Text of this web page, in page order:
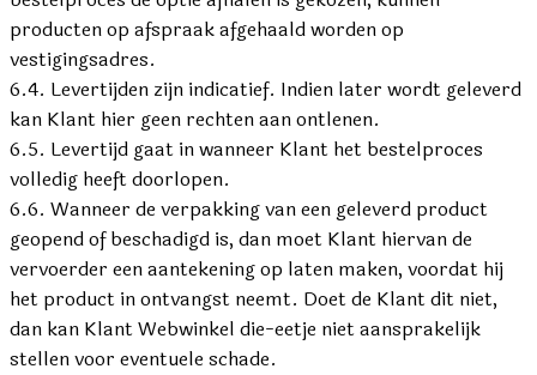
producten op afspraak afgehaald worden op
vestigingsadres.
6.4. Levertijden zijn indicatief. Indien later wordt geleverd
kan Klant hier geen rechten aan ontlenen.
6.5. Levertijd gaat in wanneer Klant het bestelproces
volledig heeft doorlopen.
6.6. Wanneer de verpakking van een geleverd product
geopend of beschadigd is, dan moet Klant hiervan de
vervoerder een aantekening op laten maken, voordat hij
het product in ontvangst neemt. Doet de Klant dit niet,
dan kan Klant Webwinkel die-eetje niet aansprakelijk
stellen voor eventuele schade.